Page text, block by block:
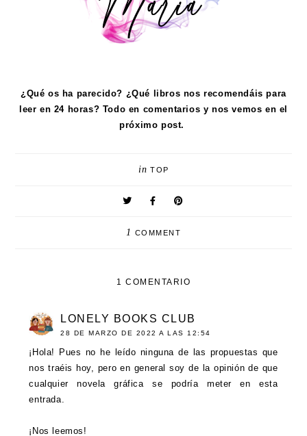
¿Qué os ha parecido? ¿Qué libros nos recomendáis para
leer en 24 horas? Todo en comentarios y nos vemos en el
próximo post.
in TOP
1 COMMENT
1 COMENTARIO
LONELY BOOKS CLUB
28 DE MARZO DE 2022 A LAS 12:54
¡Hola! Pues no he leído ninguna de las propuestas que
nos traéis hoy, pero en general soy de la opinión de que
cualquier novela gráfica se podría meter en esta
entrada.
¡Nos leemos!